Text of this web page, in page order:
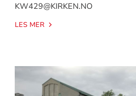
KW429@KIRKEN.NO
LES MER